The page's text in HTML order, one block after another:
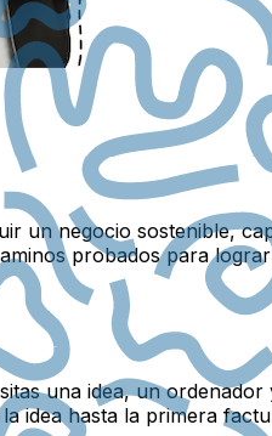
un negocio sostenible,
probados para
una idea, un
idea hasta la primera